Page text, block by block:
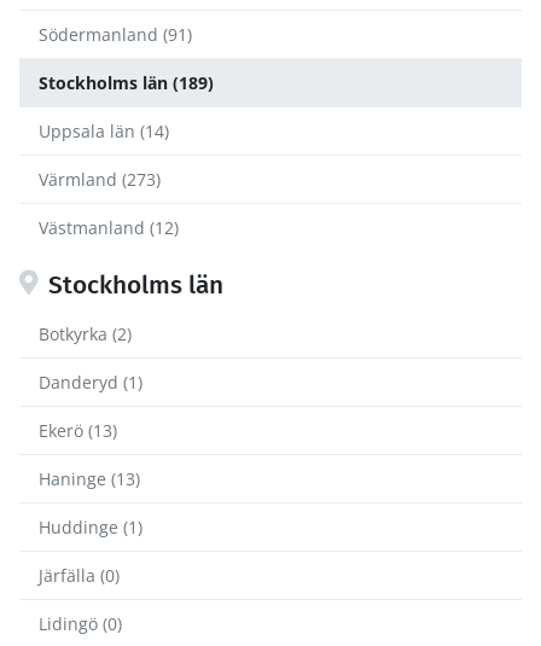
Södermanland (91)
Stockholms län (189)
Uppsala län (14)
Värmland (273)
Västmanland (12)
Stockholms län
Botkyrka (2)
Danderyd (1)
Ekerö (13)
Haninge (13)
Huddinge (1)
Järfälla (0)
Lidingö (0)